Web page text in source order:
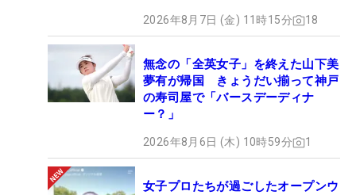
2026年8月7日 (金) 11時15分 18
無念の「全英女子」を終えた山下美
夢有が帰国 きょうだい揃って神戸
の寿司屋で「バースデーディナ
ー？」
2026年8月6日 (木) 10時59分 1
女子プロたちが過ごしたオープンウ